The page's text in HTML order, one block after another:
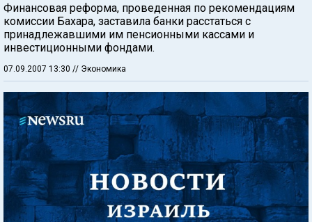
Финансовая реформа, проведенная по рекомендациям
комиссии Бахара, заставила банки расстаться с
принадлежавшими им пенсионными кассами и
инвестиционными фондами.
07.09.2007 13:30 // Экономика